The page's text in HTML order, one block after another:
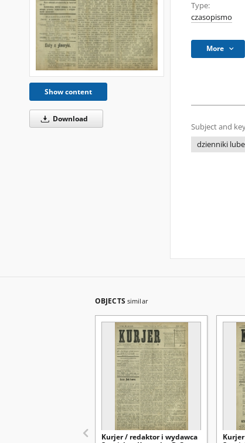
Show content
Download
Type:
czasopismo
More
Subject and
dzienniki
OBJECTS similar
Kurjer / redaktor i wydawca